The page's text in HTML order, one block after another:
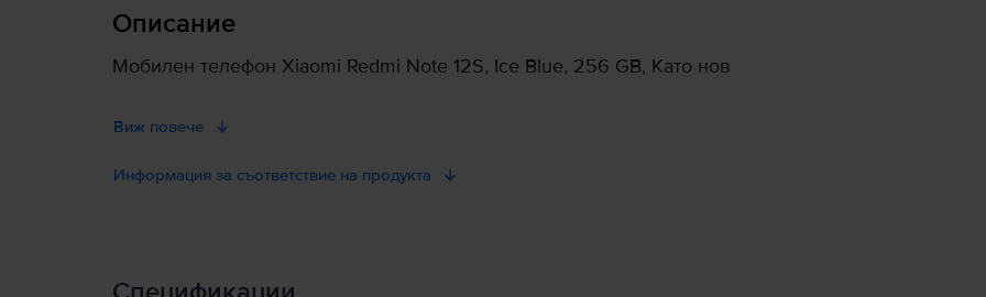
Описание
Мобилен телефон Xiaomi Redmi Note 12S, Ice Blue, 256 GB, Като нов
Виж повече
Информация за съответствие на продукта
Информация за безопасност на продукта